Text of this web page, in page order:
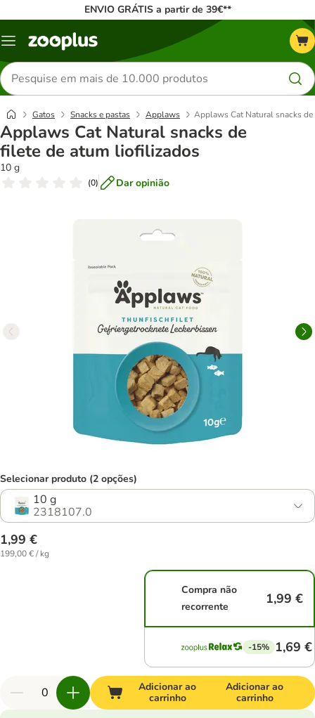
ENVIO GRÁTIS a partir de 39€**
Menu
Pesquisar
produtos
Gatos Snacks e pastas Applaws Applaws Cat Natural snacks
Applaws Cat Natural snacks de
filete de atum liofilizados
10 g
(0) Dar opinião
Selecionar produto (2 opções)
10 g
2318107.0
1,99 €
199,00 € / kg
Compra não
recorrente
1,99 €
-15% 1,69 €
Adicionar ao
carrinho
Adicionar ao
carrinho